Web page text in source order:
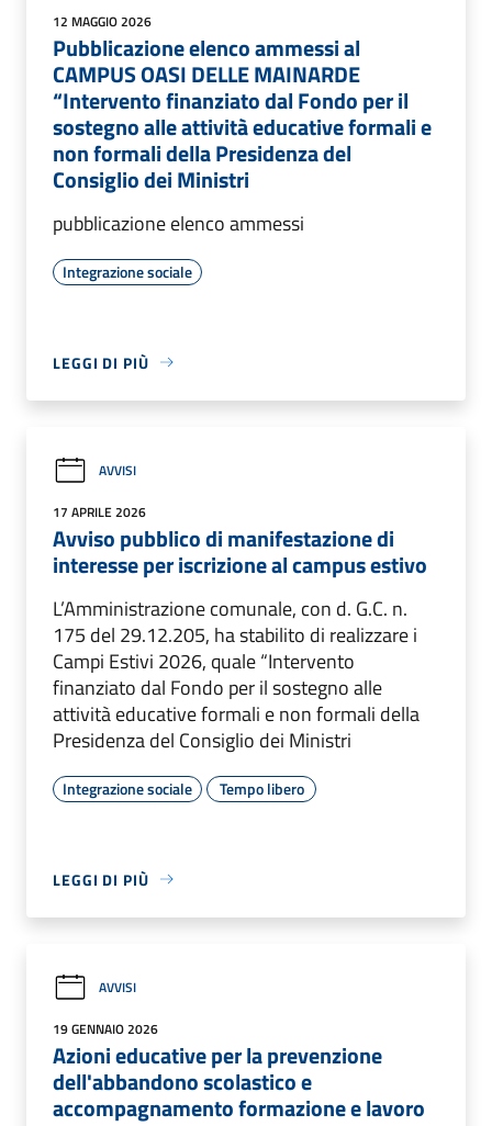
12 MAGGIO 2026
Pubblicazione elenco ammessi al
CAMPUS OASI DELLE MAINARDE
“Intervento finanziato dal Fondo per il
sostegno alle attività educative formali e
non formali della Presidenza del
Consiglio dei Ministri
pubblicazione elenco ammessi
Integrazione sociale
LEGGI DI PIÙ
AVVISI
17 APRILE 2026
Avviso pubblico di manifestazione di
interesse per iscrizione al campus estivo
L’Amministrazione comunale, con d. G.C. n.
175 del 29.12.205, ha stabilito di realizzare i
Campi Estivi 2026, quale “Intervento
finanziato dal Fondo per il sostegno alle
attività educative formali e non formali della
Presidenza del Consiglio dei Ministri
Integrazione sociale Tempo libero
LEGGI DI PIÙ
AVVISI
19 GENNAIO 2026
Azioni educative per la prevenzione
dell'abbandono scolastico e
accompagnamento formazione e lavoro